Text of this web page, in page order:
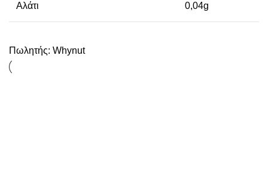
Αλάτι 0,04g
Πωλητής: Whynut